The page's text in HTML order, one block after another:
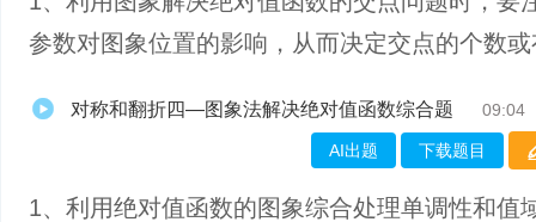
参数对图象位置的影响，从而决定交点的个数
对称和翻折四—图象法解决绝对值函数综合题 09:04
AI出题 下载题目
1、利用绝对值函数的图象综合处理单调性和值